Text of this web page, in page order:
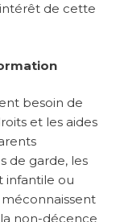
de cette
besoin de
et les aides
de garde, les
infantile ou
méconnaissent
non-décence